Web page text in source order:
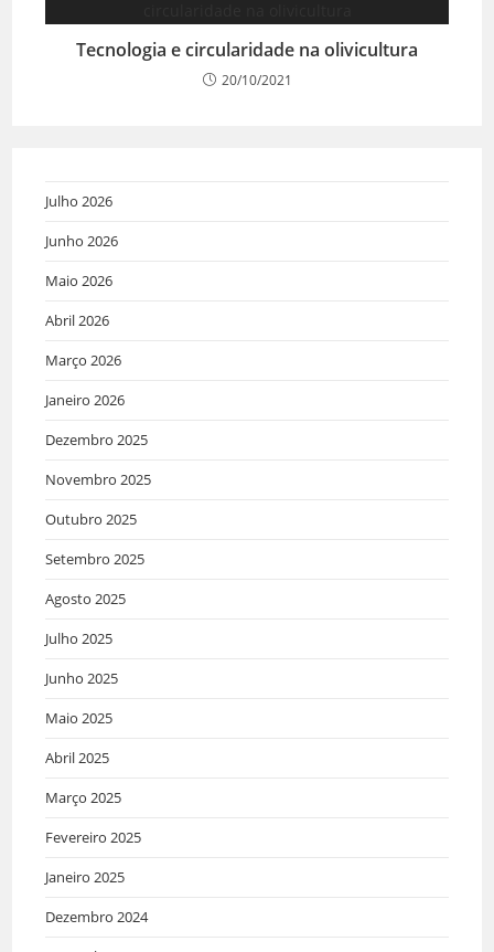
Tecnologia e circularidade na olivicultura
20/10/2021
Julho 2026
Junho 2026
Maio 2026
Abril 2026
Março 2026
Janeiro 2026
Dezembro 2025
Novembro 2025
Outubro 2025
Setembro 2025
Agosto 2025
Julho 2025
Junho 2025
Maio 2025
Abril 2025
Março 2025
Fevereiro 2025
Janeiro 2025
Dezembro 2024